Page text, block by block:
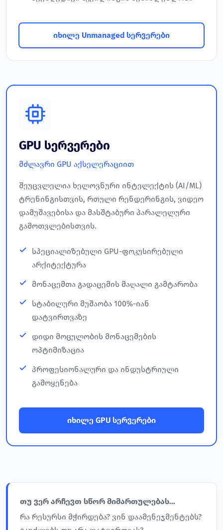
იხილე Unmanaged სერვერები
GPU სერვერები
მძლავრი GPU აქსელერაციით
შეუცვლელია ხელოვნური ინტელექტის (AI/ML)
ტრენინგისთვის, რთული რენდერინგის, ვიდეო
დამუშავებისა და მასშტაბური პარალელური
გამოთვლებისთვის.
სპეციალიზებული GPU-ფოკუსირებული
არქიტექტურა
მონაცემთა გადაცემის მაღალი გამტარობა
სტაბილური მუშაობა 100%-იან
დატვირთვაზე
დიდი მოცულობის მონაცემების
ოპტიმიზაცია
პროფესიონალური და ინდუსტრიული
გამოყენება
იხილე GPU სერვერები
თუ ვერ არჩევთ სწორ მიმართულებას...
რა რესურსი მჭირდება? ვინ დაამენეჯმენტებს?